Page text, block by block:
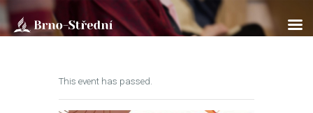
ÚVOD
This event has passed.